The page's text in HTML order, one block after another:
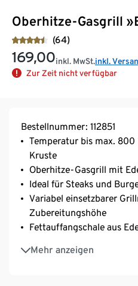
Oberhitze-Gasgrill
(64)
169,00inkl. MwSt.inkl.
Zur Zeit nicht verfügbar
Bestellnummer: 112851
Temperatur bis max. 800
Kruste
Oberhitze-Gasgrill mit
Ideal für Steaks und
Variabel einsetzbarer
Zubereitungshöhe
Fettauffangschale aus
Mehr anzeigen
Mit Zündung per Batterie
Stufenlos regulierbarer